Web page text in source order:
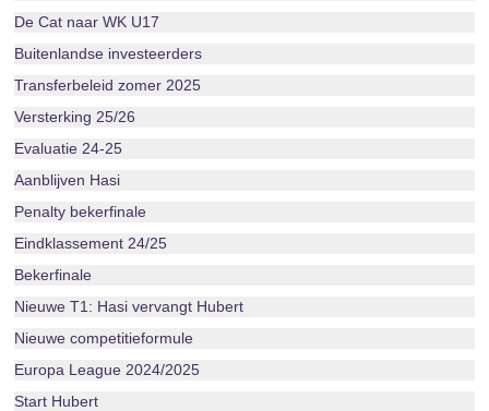
De Cat naar WK U17
Buitenlandse investeerders
Transferbeleid zomer 2025
Versterking 25/26
Evaluatie 24-25
Aanblijven Hasi
Penalty bekerfinale
Eindklassement 24/25
Bekerfinale
Nieuwe T1: Hasi vervangt Hubert
Nieuwe competitieformule
Europa League 2024/2025
Start Hubert